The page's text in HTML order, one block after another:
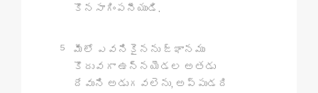
కొనసాగింపనీయుడి.
5
మీలో ఎవనికైనను జ్ఞానము
కొదువగా ఉన్నయెడల అతడు
దేవుని అడుగవలెను, అప్పుడది